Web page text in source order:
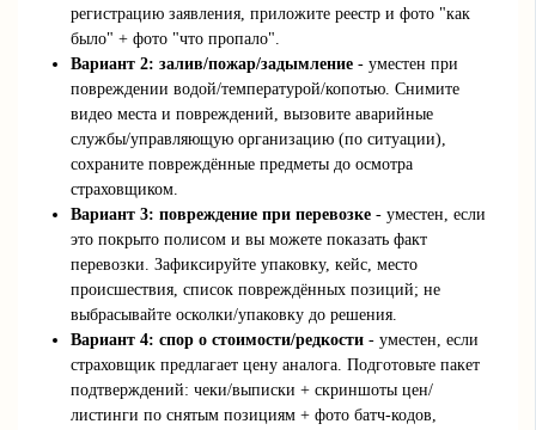
регистрацию заявления, приложите реестр и фото "как
было" + фото "что пропало".
Вариант 2: залив/пожар/задымление - уместен при
повреждении водой/температурой/копотью. Снимите
видео места и повреждений, вызовите аварийные
службы/управляющую организацию (по ситуации),
сохраните повреждённые предметы до осмотра
страховщиком.
Вариант 3: повреждение при перевозке - уместен, если
это покрыто полисом и вы можете показать факт
перевозки. Зафиксируйте упаковку, кейс, место
происшествия, список повреждённых позиций; не
выбрасывайте осколки/упаковку до решения.
Вариант 4: спор о стоимости/редкости - уместен, если
страховщик предлагает цену аналога. Подготовьте пакет
подтверждений: чеки/выписки + скриншоты цен/
листинги по снятым позициям + фото батч‑кодов,